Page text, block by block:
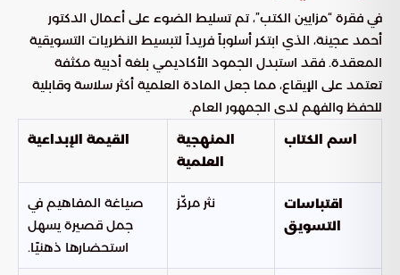
في فقرة “مزايين الكتب”، تم تسليط الضوء على أعمال الدكتور
أحمد عجينة، الذي ابتكر أسلوباً فريداً لتبسيط النظريات التسويقية
المعقدة. فقد استبدل الجمود الأكاديمي بلغة أدبية مكثفة
تعتمد على الإيقاع، مما جعل المادة العلمية أكثر سلاسة وقابلية
للحفظ والفهم لدى الجمهور العام.
اسم الكتاب
المنهجية
العلمية
القيمة الإبداعية
اقتباسات
التسويق
نثر مركّز
صياغة المفاهيم في
جمل قصيرة يسهل
استحضارها ذهنيًا.